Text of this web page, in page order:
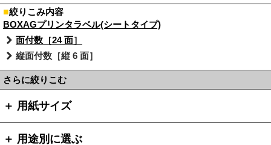
■絞りこみ内容
BOXAGプリンタラベル(シートタイプ)
面付数［24 面］
縦面付数［縦 6 面］
さらに絞りこむ
＋ 用紙サイズ
＋ 用途別に選ぶ